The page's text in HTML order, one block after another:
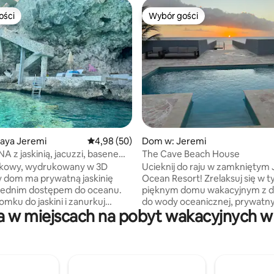
liczba recenzji: 122
Jeremi Średnia ocena: 4,98 na 5, liczba recenzji: 50
4,98 (50)
z jaskinią, jacuzzi, basenem,
wydrukowany w 3D
ma prywatną jaskinię
dostępem do oceanu.
do jaskini i zanurkuj
czyste wody Morza
Wybór gości
Wybór gości
Dom w: Jeremi
The Cave Beach House
Ucieknij do raju w zamkniętym
Ocean Resort! Zrelaksuj się w tym
pięknym domu wakacyjnym z
do wody oceanicznej,
basenem, prywatną jaskinią
oszałamiającym widokiem na
nowoczesnymi
w miejscach na pobyt wakacyjnych